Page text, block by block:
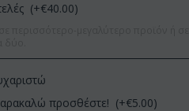
(+€40.00)
προσθέστε! (+€5.00)